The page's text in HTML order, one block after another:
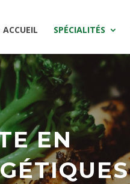
ACCUEIL SPÉCIALITÉS
EN